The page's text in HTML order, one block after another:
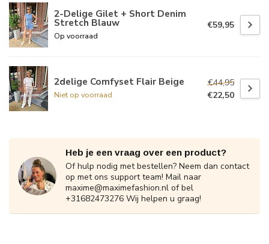
2-Delige Gilet + Short Denim
Stretch Blauw
Op voorraad
€59,95
2delige Comfyset Flair Beige
Niet op voorraad
€44,95
€22,50
Heb je een vraag over een product?
Of hulp nodig met bestellen? Neem dan contact
op met ons support team! Mail naar
maxime@maximefashion.nl of bel
+31682473276 Wij helpen u graag!